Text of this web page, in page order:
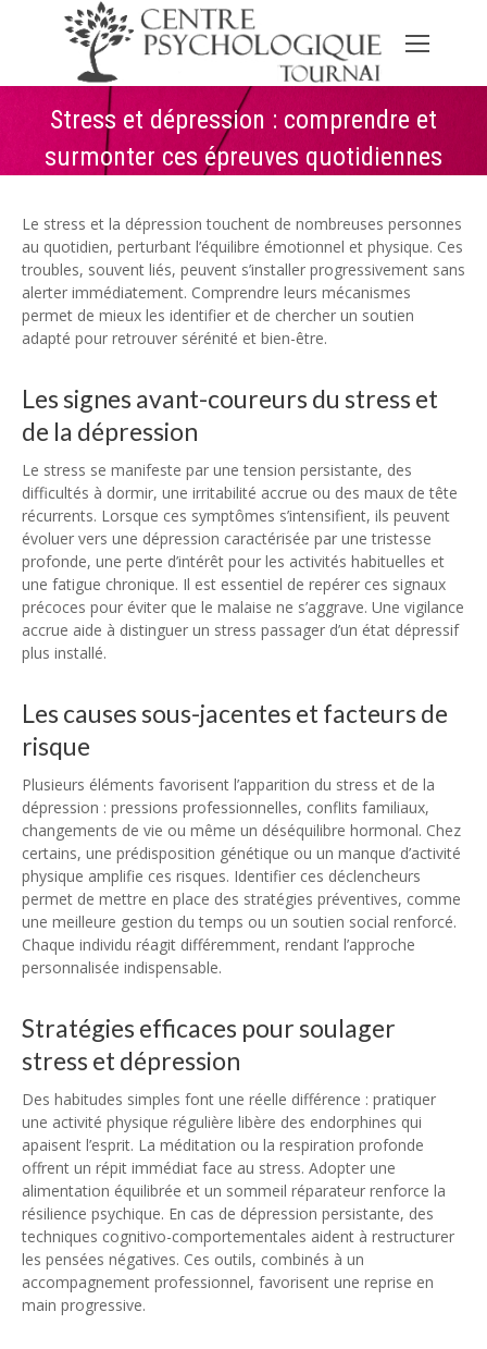
Stress et dépression : comprendre et
surmonter ces épreuves quotidiennes
Le stress et la dépression touchent de nombreuses personnes
au quotidien, perturbant l’équilibre émotionnel et physique. Ces
troubles, souvent liés, peuvent s’installer progressivement sans
alerter immédiatement. Comprendre leurs mécanismes
permet de mieux les identifier et de chercher un soutien
adapté pour retrouver sérénité et bien-être.
Les signes avant-coureurs du stress et
de la dépression
Le stress se manifeste par une tension persistante, des
difficultés à dormir, une irritabilité accrue ou des maux de tête
récurrents. Lorsque ces symptômes s’intensifient, ils peuvent
évoluer vers une dépression caractérisée par une tristesse
profonde, une perte d’intérêt pour les activités habituelles et
une fatigue chronique. Il est essentiel de repérer ces signaux
précoces pour éviter que le malaise ne s’aggrave. Une vigilance
accrue aide à distinguer un stress passager d’un état dépressif
plus installé.
Les causes sous-jacentes et facteurs de
risque
Plusieurs éléments favorisent l’apparition du stress et de la
dépression : pressions professionnelles, conflits familiaux,
changements de vie ou même un déséquilibre hormonal. Chez
certains, une prédisposition génétique ou un manque d’activité
physique amplifie ces risques. Identifier ces déclencheurs
permet de mettre en place des stratégies préventives, comme
une meilleure gestion du temps ou un soutien social renforcé.
Chaque individu réagit différemment, rendant l’approche
personnalisée indispensable.
Stratégies efficaces pour soulager
stress et dépression
Des habitudes simples font une réelle différence : pratiquer
une activité physique régulière libère des endorphines qui
apaisent l’esprit. La méditation ou la respiration profonde
offrent un répit immédiat face au stress. Adopter une
alimentation équilibrée et un sommeil réparateur renforce la
résilience psychique. En cas de dépression persistante, des
techniques cognitivo-comportementales aident à restructurer
les pensées négatives. Ces outils, combinés à un
accompagnement professionnel, favorisent une reprise en
main progressive.